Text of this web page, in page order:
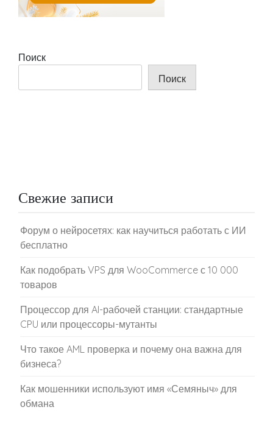
Поиск
Поиск
Свежие записи
Форум о нейросетях: как научиться работать с ИИ
бесплатно
Как подобрать VPS для WooCommerce с 10 000
товаров
Процессор для AI-рабочей станции: стандартные
CPU или процессоры-мутанты
Что такое AML проверка и почему она важна для
бизнеса?
Как мошенники используют имя «Семяныч» для
обмана